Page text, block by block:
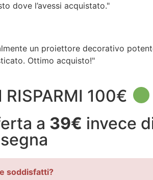
dove l’avessi acquistato."
un proiettore decorativo
Ottimo acquisto!"
RISPARMI 100€
a 39€ invece
soddisfatti?